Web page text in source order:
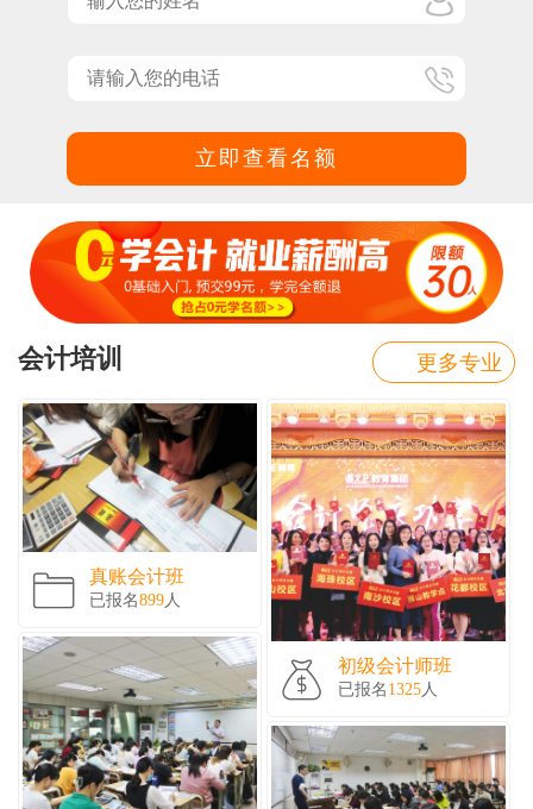
立即查看名额
会计培训 更多专业
真账会计班
已报名899人
初级会计师班
已报名 1325人